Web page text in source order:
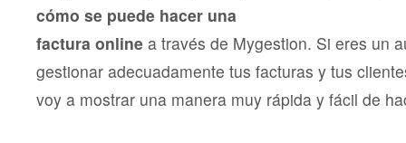
cómo se puede hacer una
factura online a través de Mygestion. Si eres un
gestionar adecuadamente tus facturas y tus
voy a mostrar una manera muy rápida y fácil de